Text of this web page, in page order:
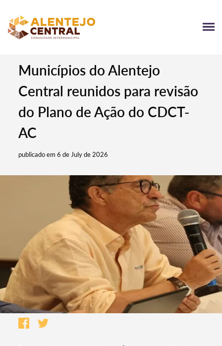
Municípios do Alentejo
Central reunidos para revisão
do Plano de Ação do CDCT-
AC
publicado em 6 de July de 2026